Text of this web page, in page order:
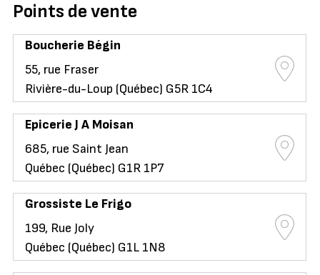
Points de vente
Boucherie Bégin
55, rue Fraser
Rivière-du-Loup (Québec) G5R 1C4
Epicerie J A Moisan
685, rue Saint Jean
Québec (Québec) G1R 1P7
Grossiste Le Frigo
199, Rue Joly
Québec (Québec) G1L 1N8